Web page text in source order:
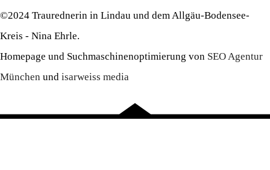
©2024 Traurednerin in Lindau und dem Allgäu-Bodensee-
Kreis - Nina Ehrle.
Homepage und Suchmaschinenoptimierung von SEO Agentur
München und isarweiss media